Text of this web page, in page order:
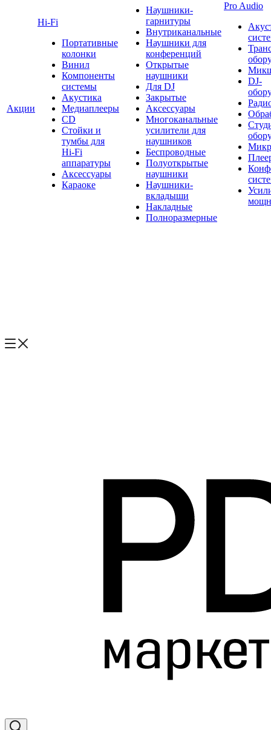
Акции
Hi-Fi
Портативные
колонки
Винил
Компоненты
системы
Акустика
Медиаплееры
CD
Стойки и
тумбы для
Hi-Fi
аппаратуры
Аксессуары
Караоке
Наушники-
гарнитуры
Внутриканальные
Наушники для
конференций
Открытые
наушники
Для DJ
Закрытые
Аксессуары
Многоканальные
усилители для
наушников
Беспроводные
Полуоткрытые
наушники
Наушники-
вкладыши
Накладные
Полноразмерные
Pro Audio
DJ-